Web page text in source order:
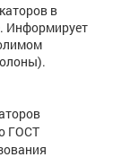
в
Информирует
ГОСТ